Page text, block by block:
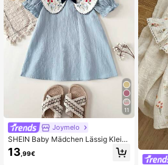
11
Joymelo
SHEIN Baby Mädchen Lässig Kleid
mit Blumenstickerei, Peter-Pan-Kra
gen und Schleifendekor für den So
13 ,99€